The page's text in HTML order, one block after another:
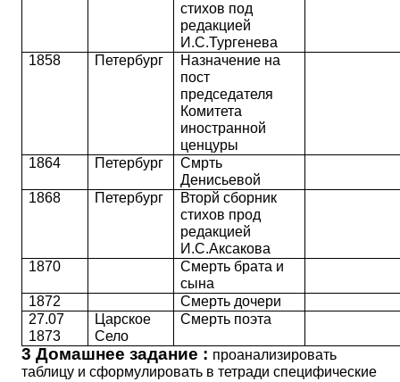
стихов под
редакцией
И.С.Тургенева
1858 Петербург
Назначение на
пост
председателя
Комитета
иностранной
ценцуры
1864
Петербург
Смрть
Денисьевой
1868
Петербург
Вторй сборник
стихов прод
редакцией
И.С.Аксакова
1870
Смерть брата и
сына
1872
Смерть дочери
27.07
1873
Царское
Село
Смерть поэта
3 Домашнее задание : проанализировать
таблицу и сформулировать в тетради специфические